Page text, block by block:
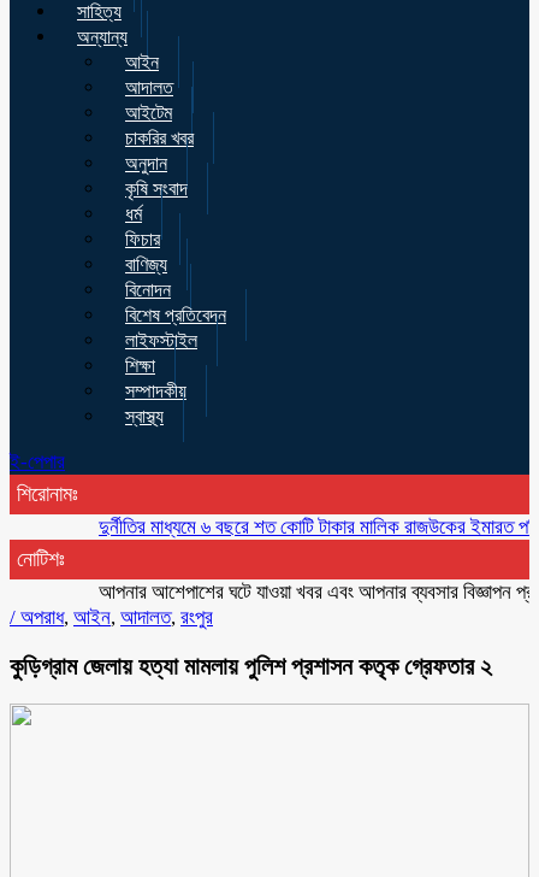
সাহিত্য
অন্যান্য
আইন
আদালত
আইটেম
চাকরির খবর
অনুদান
কৃষি সংবাদ
ধর্ম
ফিচার
বাণিজ্য
বিনোদন
বিশেষ প্রতিবেদন
লাইফস্টাইল
শিক্ষা
সম্পাদকীয়
স্বাস্থ্য
ই-পেপার
শিরোনামঃ
দুর্নীতির মাধ্যমে ৬ বছরে শত কোটি টাকার মালিক রাজউকের ইমারত পরিদর্শক
নোটিশঃ
আপনার আশেপাশের ঘটে যাওয়া খবর এবং আপনার ব্যবসার বিজ্ঞাপন
/ অপরাধ, আইন, আদালত, রংপুর
কুড়িগ্রাম জেলায় হত্যা মামলায় পুলিশ প্রশাসন কতৃক গ্রেফতার ২